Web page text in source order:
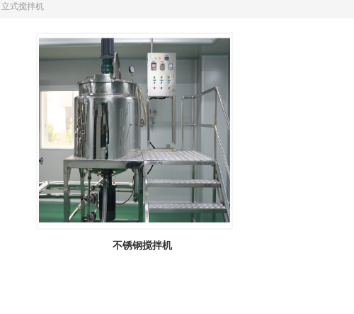
立式搅拌机
不锈钢搅拌机